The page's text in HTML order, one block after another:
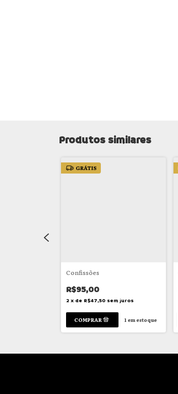
Produtos similares
GRÁTIS
Confissões
R$95,00
2 x de R$47,50 sem juros
1em estoque